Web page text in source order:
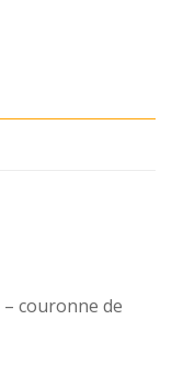
couronne de